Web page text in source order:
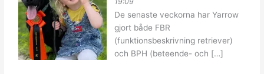
De senaste veckorna har Yarrow
gjort både FBR
(funktionsbeskrivning retriever)
och BPH (beteende- och […]